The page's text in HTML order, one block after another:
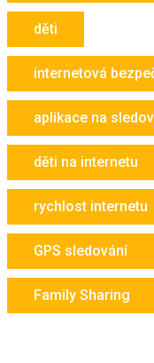
děti
internetová
aplikace na
děti na internetu
rychlost internetu
GPS sledování
Family Sharing